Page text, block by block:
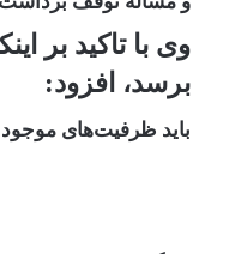
وی با تاکید بر
برسد، افزود:
باید ظرفیت‌های